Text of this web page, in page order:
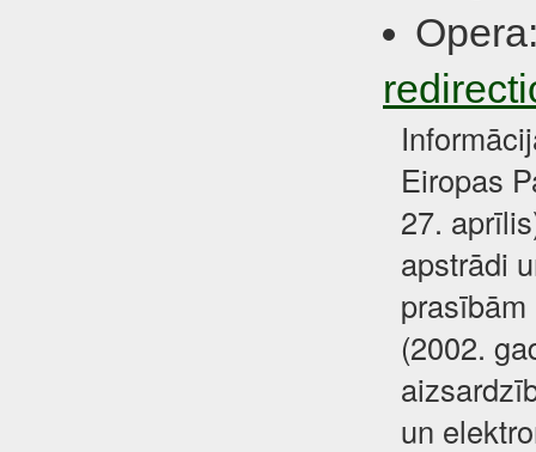
Eiropas
27.
apstrādi
(2002.
un